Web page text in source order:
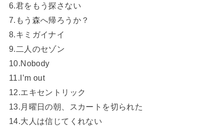
6.君をもう探さない
7.もう森へ帰ろうか？
8.キミガイナイ
9.二人のセゾン
10.Nobody
11.I’m out
12.エキセントリック
13.月曜日の朝、スカートを切られた
14.大人は信じてくれない